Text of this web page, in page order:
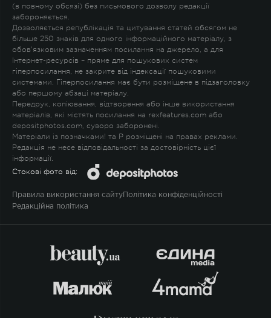
(в повному обсязі) без письмового дозволу редакції
забороняється.
Дозволяється републікація та цитування статей обсягом не
більше 250 знаків для одного інформаційного матеріалу, з
обов'язковим зазначенням посилання на джерело, а для
Інтернет-ресурсів – пряме для пошукових систем
гіперпосилання, не закрите від індексації пошуковими
системами. Гіперпосилання має бути розміщене в підзаголовку
або першому абзаці матеріалу.
Передрук, копіювання, відтворення або інше використання
матеріалів, які містять посилання на rexfeatures.com або
depositphotos.com, суворо заборонені.
Матеріали із позначками! та P розміщені на правах реклами.
Редакція не несе відповідальності за достовірність цієї
інформації.
Стокові фото від:
Правила використання сайту Політика конфіденційності
Редакційна політика